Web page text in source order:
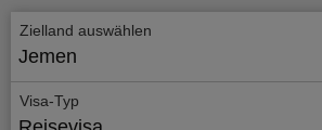
Zielland auswählen
Jemen
Visa-Typ